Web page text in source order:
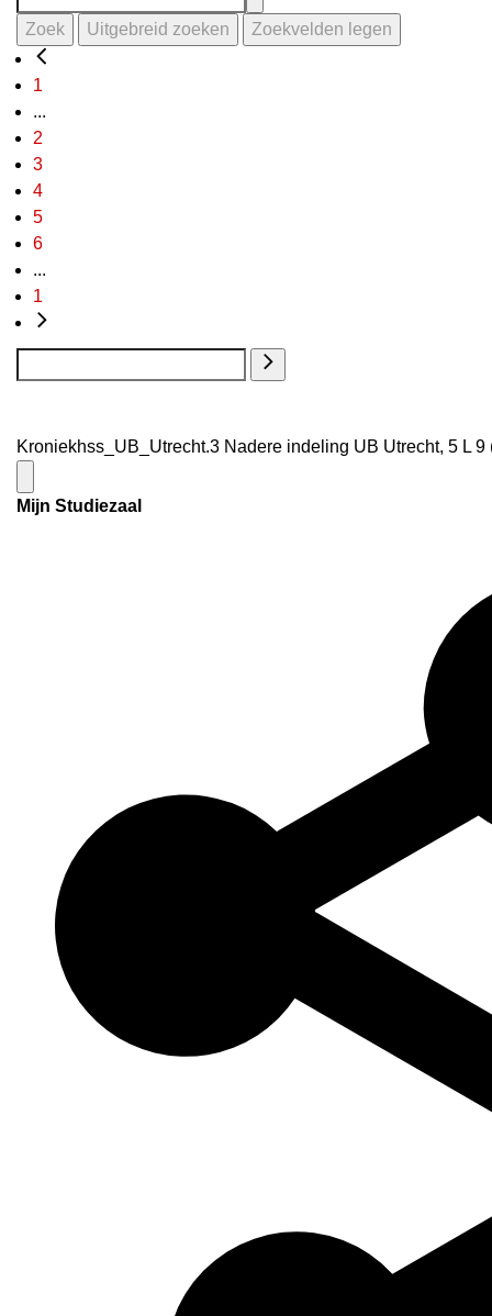
Zoek Uitgebreid zoeken Zoekvelden legen
1
...
2
3
4
5
6
...
1
Kroniekhss_UB_Utrecht.3 Nadere indeling UB Utrecht, 5 L
Mijn Studiezaal